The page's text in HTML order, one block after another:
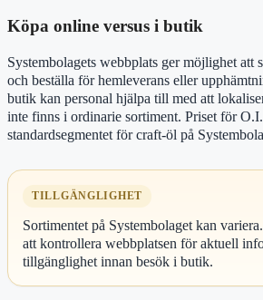
Köpa online versus i butik
Systembolagets webbplats ger möjlighet att
och beställa för hemleverans eller
butik kan personal hjälpa till med att
inte finns i ordinarie sortiment. Priset för
standardsegmentet för craft-öl på
TILLGÄNGLIGHET
Sortimentet på Systembolaget kan
att kontrollera webbplatsen för aktuell
tillgänglighet innan besök i butik.